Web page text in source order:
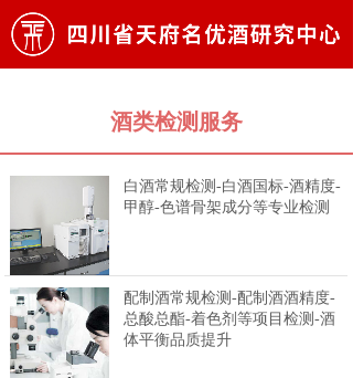
酒类检测服务
白酒常规检测-白酒国标-酒精度-
甲醇-色谱骨架成分等专业检测
配制酒常规检测-配制酒酒精度-
总酸总酯-着色剂等项目检测-酒
体平衡品质提升